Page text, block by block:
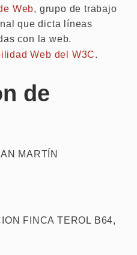
Web, grupo de trabajo
que dicta líneas
con la web.
Web del W3C.
de
MARTÍN
FINCA TEROL B64,